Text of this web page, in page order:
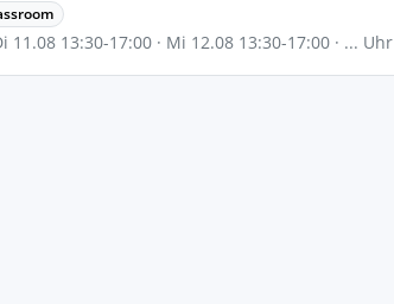
11.08 13:30-17:00 · Mi 12.08 13:30-17:00 · ... Uhr